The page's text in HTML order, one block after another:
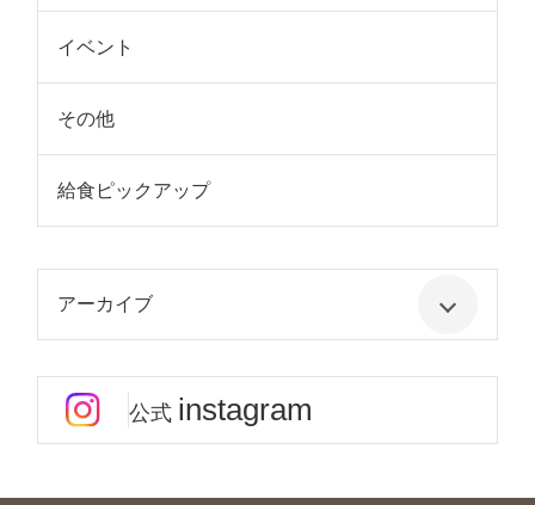
イベント
その他
給食ピックアップ
アーカイブ
公式 instagram